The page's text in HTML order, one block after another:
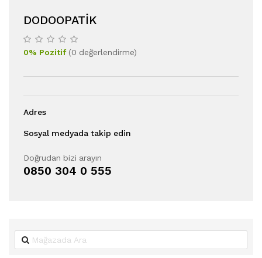
DODOOPATIK
0% Pozitif(0 değerlendirme)
Adres
Sosyal medyada takip edin
Doğrudan bizi arayın
0850 304 0 555